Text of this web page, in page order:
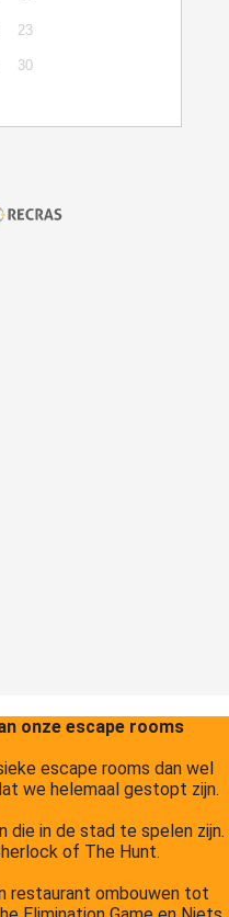
onze escape rooms
escape rooms dan wel
we helemaal gestopt zijn.
die in de stad te spelen zijn.
of The Hunt.
restaurant ombouwen tot